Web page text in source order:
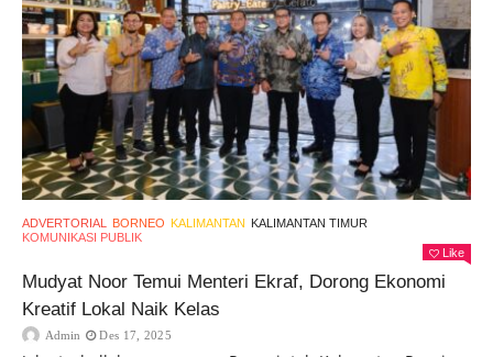
ADVERTORIAL BORNEO KALIMANTAN
KALIMANTAN TIMUR
KOMUNIKASI PUBLIK
Like
Mudyat Noor Temui Menteri Ekraf, Dorong Ekonomi
Kreatif Lokal Naik Kelas
Admin Des 17, 2025